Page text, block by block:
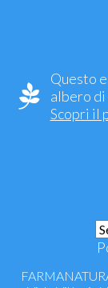
Questo
albero
Scopri il